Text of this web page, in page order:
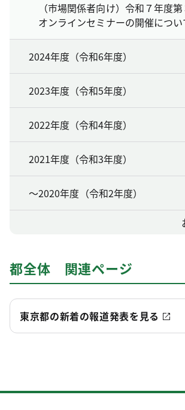
（市場関係者向け）令和７年度
オンラインセミナーの開催につい
2024年度（令和6年度）
2023年度（令和5年度）
2022年度（令和4年度）
2021年度（令和3年度）
～2020年度（令和2年度）
都全体 関連ページ
東京都の新着の報道発表を見る